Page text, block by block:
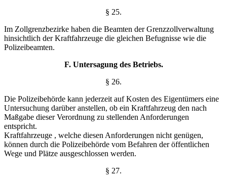
§ 25.
Im Zollgrenzbezirke haben die Beamten der Grenzzollverwaltung
hinsichtlich der Kraftfahrzeuge die gleichen Befugnisse wie die
Polizeibeamten.
F. Untersagung des Betriebs.
§ 26.
Die Polizeibehörde kann jederzeit auf Kosten des Eigentümers eine
Untersuchung darüber anstellen, ob ein Kraftfahrzeug den nach
Maßgabe dieser Verordnung zu stellenden Anforderungen
entspricht.
Kraftfahrzeuge , welche diesen Anforderungen nicht genügen,
können durch die Polizeibehörde vom Befahren der öffentlichen
Wege und Plätze ausgeschlossen werden.
§ 27.